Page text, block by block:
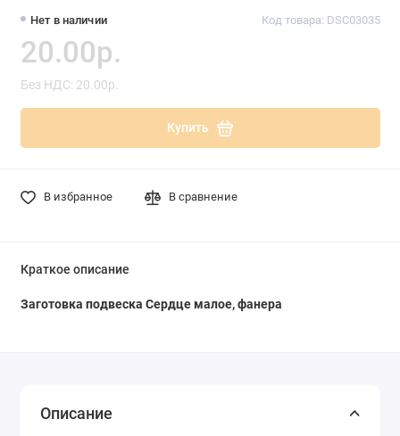
Нет в наличии Код товара: DSC03035
20.00р.
Без НДС: 20.00р.
Купить
В избранное В сравнение
Краткое описание
Заготовка подвеска Сердце малое, фанера
Описание